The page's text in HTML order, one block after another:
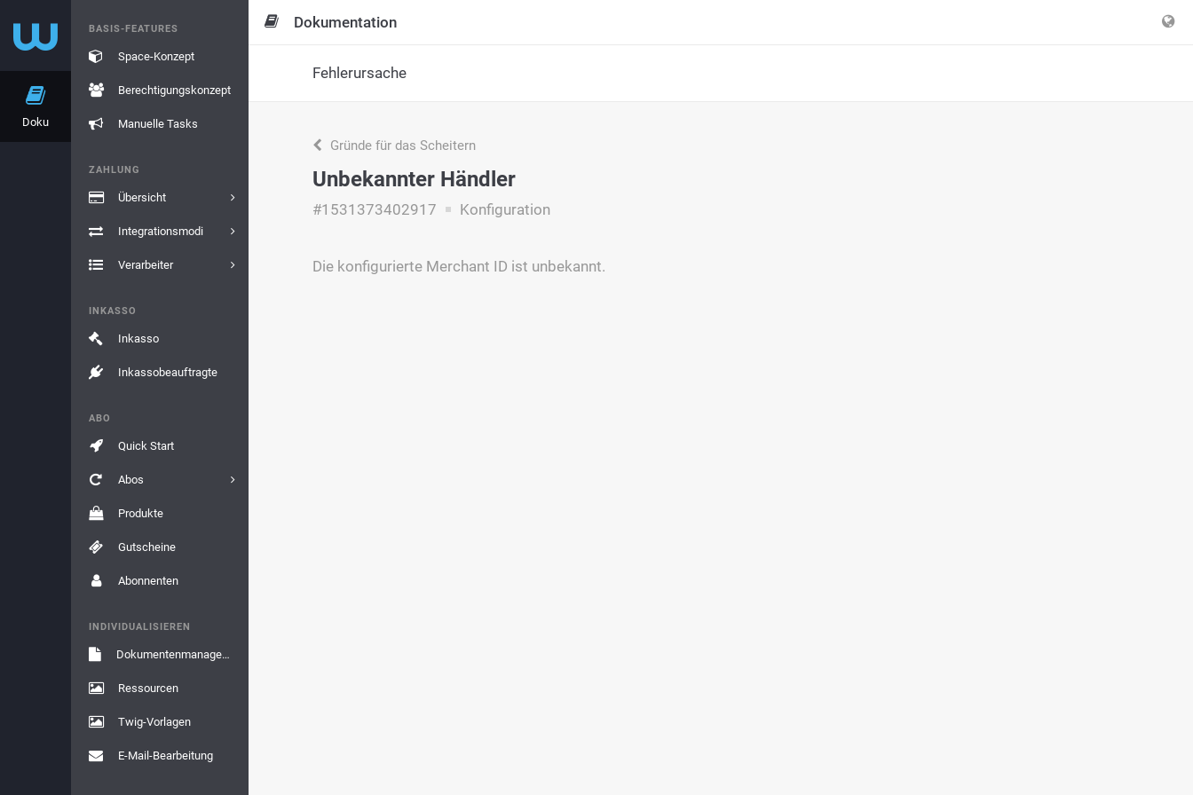
Doku
BASIS-FEATURES
Space-Konzept
Berechtigungskonzept
Manuelle Tasks
ZAHLUNG
Übersicht
Integrationsmodi
Verarbeiter
INKASSO
Inkasso
Inkassobeauftragte
ABO
Quick Start
Abos
Produkte
Gutscheine
Abonnenten
INDIVIDUALISIEREN
Dokumentenmanagement
Ressourcen
Twig-Vorlagen
E-Mail-Bearbeitung
Dokumentation
Fehlerursache
Gründe für das Scheitern
Unbekannter Händler
#1531373402917 Konfiguration
Die konfigurierte Merchant ID ist unbekannt.